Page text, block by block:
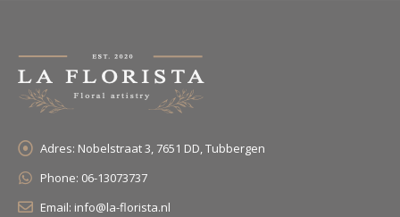
Adres: Nobelstraat 3, 7651 DD, Tubbergen
Phone: 06-13073737
Email: info@la-florista.nl